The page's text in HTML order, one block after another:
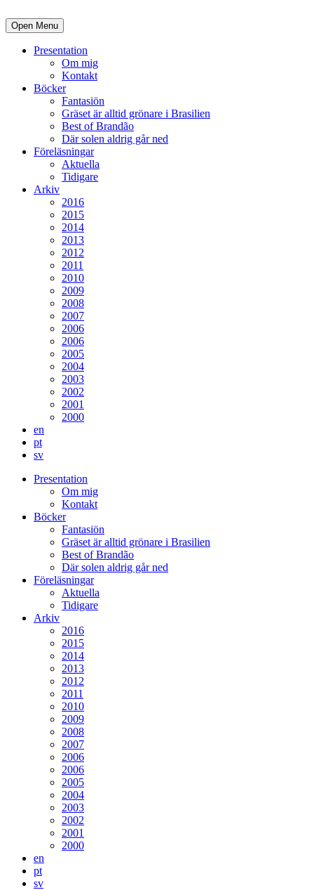
Open Menu
Presentation
Om mig
Kontakt
Böcker
Fantasiön
Gräset är alltid grönare i Brasilien
Best of Brandão
Där solen aldrig går ned
Föreläsningar
Aktuella
Tidigare
Arkiv
2016
2015
2014
2013
2012
2011
2010
2009
2008
2007
2006
2006
2005
2004
2003
2002
2001
2000
en
pt
sv
Presentation
Om mig
Kontakt
Böcker
Fantasiön
Gräset är alltid grönare i Brasilien
Best of Brandão
Där solen aldrig går ned
Föreläsningar
Aktuella
Tidigare
Arkiv
2016
2015
2014
2013
2012
2011
2010
2009
2008
2007
2006
2006
2005
2004
2003
2002
2001
2000
en
pt
sv